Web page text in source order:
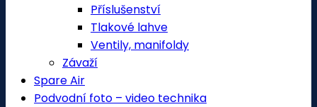
Příslušenství
Tlakové lahve
Ventily, manifoldy
Závaží
Spare Air
Podvodní foto – video technika